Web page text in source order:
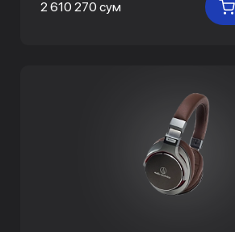
2 610 270 сум